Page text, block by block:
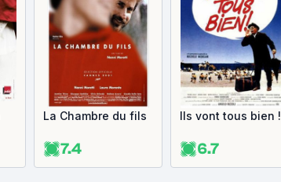
La Chambre du fils
7.4
Ils vont tous bien !
6.7